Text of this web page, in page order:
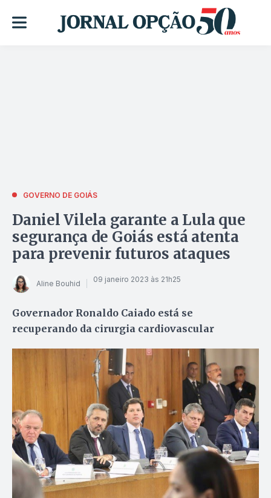
GOVERNO DE GOIÁS
Daniel Vilela garante a Lula que
segurança de Goiás está atenta
para prevenir futuros ataques
Aline Bouhid 09 janeiro 2023 às 21h25
Governador Ronaldo Caiado está se
recuperando da cirurgia cardiovascular